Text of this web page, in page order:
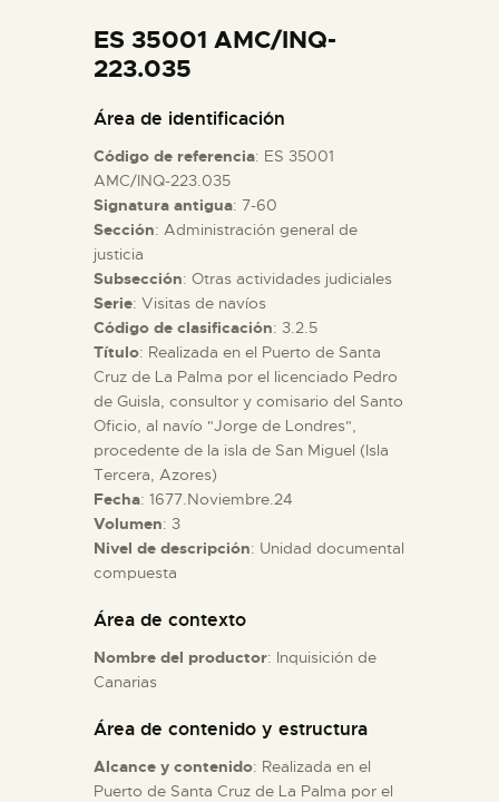
COLECCIONES
ESPAÑOL
PREPARAR LA VISITA
ACTIVIDADES
█
EL MUSEO
COLECCIONES
DIDÁCTICA
ES 35001 AMC/INQ-
223.035
Área de identificación
Código de referencia: ES 35001
AMC/INQ-223.035
Signatura antigua: 7-60
Sección: Administración general de
justicia
Subsección: Otras actividades judiciales
Serie: Visitas de navíos
Código de clasificación: 3.2.5
Título: Realizada en el Puerto de Santa
Cruz de La Palma por el licenciado Pedro
de Guisla, consultor y comisario del Santo
Oficio, al navío "Jorge de Londres",
procedente de la isla de San Miguel (Isla
Tercera, Azores)
Fecha: 1677.Noviembre.24
Volumen: 3
Nivel de descripción: Unidad documental
compuesta
Área de contexto
Nombre del productor: Inquisición de
Canarias
Área de contenido y estructura
Alcance y contenido: Realizada en el
Puerto de Santa Cruz de La Palma por el